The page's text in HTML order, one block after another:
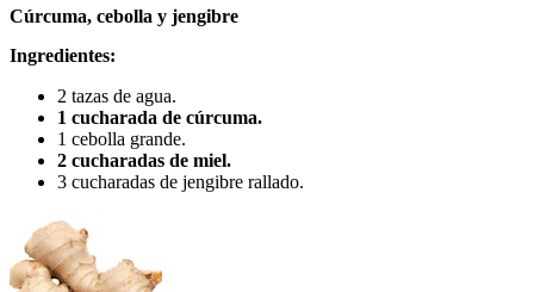
Cúrcuma, cebolla y jengibre
Ingredientes:
2 tazas de agua.
1 cucharada de cúrcuma.
1 cebolla grande.
2 cucharadas de miel.
3 cucharadas de jengibre rallado.